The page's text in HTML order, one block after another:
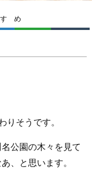
ゝめ
そうです。
公園の木々を見て
、と思います。